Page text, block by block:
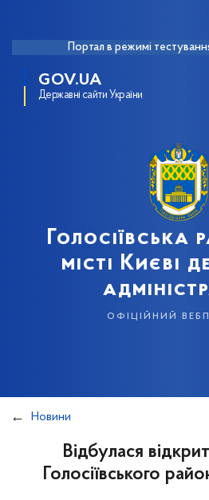
Портал в режимі
GOV.UA
Державні сайти України
Голосіївська
місті Києві
офіційний
Новини
Відбулася
Голосіївського